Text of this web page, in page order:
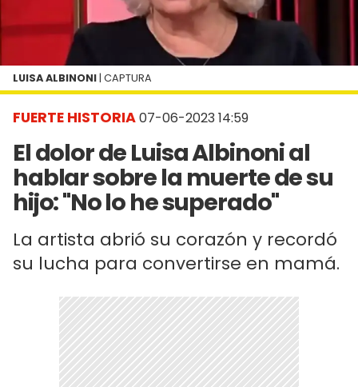
FUERTE HISTORIA07-06-2023 14:59
El dolor de Luisa Albinoni al
hablar sobre la muerte de su
hijo: "No lo he superado"
La artista abrió su corazón y recordó
su lucha para convertirse en mamá.
LUISA ALBINONI | CAPTURA